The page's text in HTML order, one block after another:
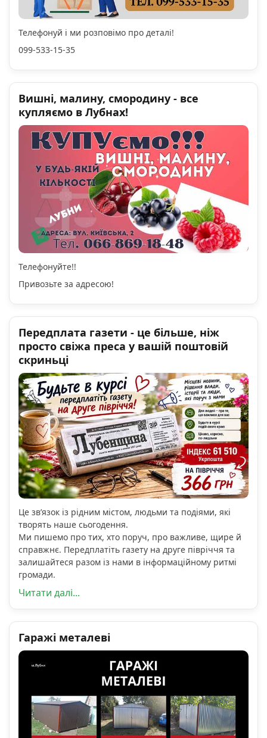
Телефонуй і ми розповімо про деталі!
099-533-15-35
Вишні, малину, смородину - все
купляємо в Лубнах!
Телефонуйте!!
Привозьте за адресою!
Передплата газети - це більше, ніж
просто свіжа преса у вашій поштовій
скриньці
Це зв’язок із рідним містом, людьми та подіями, які
творять наше сьогодення.
Ми пишемо про тих, хто поруч, про важливе, щире й
справжнє. Передплатіть газету на друге півріччя та
залишайтеся разом із нами в інформаційному ритмі
громади.
Читати далі...
Гаражі металеві